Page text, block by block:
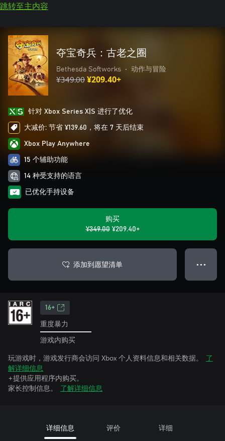
跳转至主内容
夺宝奇兵：古老之圈
Bethesda Softworks • 动作与冒险
¥349.00¥209.40+
针对 Xbox Series X|S 进行了优化
大减价: 节省 ¥139.60，将在 7 天后结束
Xbox Play Anywhere
15 个辅助功能
14 种受支持的语言
已优化手持设备
购买
¥349.00 ¥209.40+
添加到愿望清单 ● ● ●
16+
重度暴力
游戏内购买
玩游戏时，游戏发行商会访问 Xbox 个人资料信息和相关数据。
了
解详细信息
+提供应用程序内购买。
家长控制信息。
了解详细信息
详细信息 评价 详细